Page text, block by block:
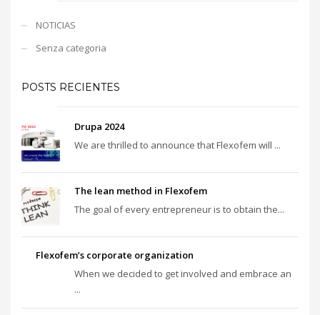
NOTICIAS
Senza categoria
POSTS RECIENTES
Drupa 2024
We are thrilled to announce that Flexofem will ...
The lean method in Flexofem
The goal of every entrepreneur is to obtain the...
Flexofem’s corporate organization
When we decided to get involved and embrace an
...